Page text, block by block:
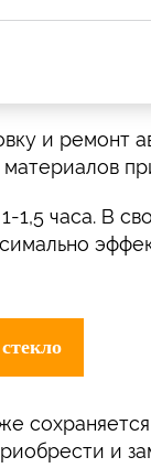
и ремонт
1,5 часа. В
и